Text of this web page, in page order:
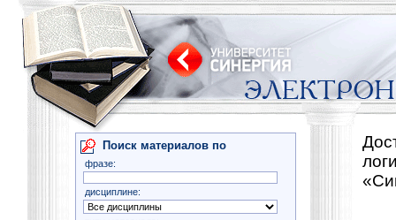
Поиск материалов по
фразе:
дисциплине: